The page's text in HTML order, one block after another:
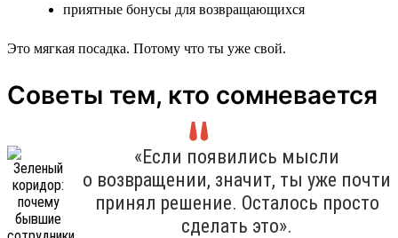
приятные бонусы для возвращающихся
Это мягкая посадка. Потому что ты уже свой.
Советы тем, кто сомневается
«Если появились мысли
о возвращении, значит, ты уже почти
принял решение. Осталось просто
сделать это».